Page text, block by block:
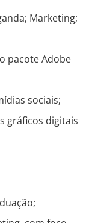
Marketing;
pacote Adobe
sociais;
gráficos digitais